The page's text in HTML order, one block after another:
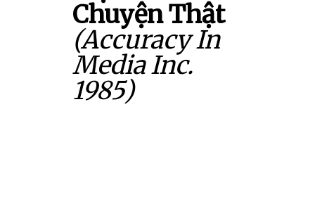
Chuyện Thật
(Accuracy In
Media Inc.
1985)